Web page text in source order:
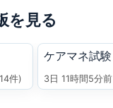
を見る
件)
ケアマネ試験
3日 11時間5分前